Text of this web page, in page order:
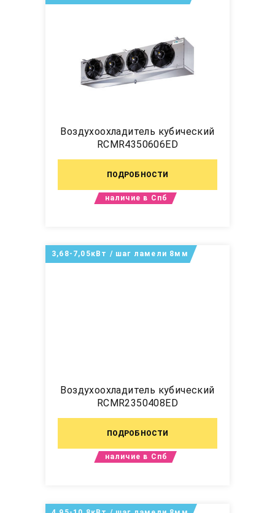
Воздухоохладитель кубический
RCMR4350606ED
ПОДРОБНОСТИ
наличие в Спб
Воздухоохладитель кубический
RCMR2350408ED
ПОДРОБНОСТИ
3,68-7,05кВт / шаг ламели 8мм
наличие в Спб